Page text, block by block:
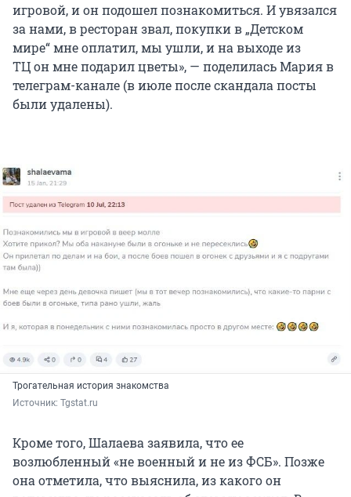
игровой, и он подошел познакомиться. И увязался
за нами, в ресторан звал, покупки в „Детском
мире“мне оплатил, мы ушли, и на выходе из
ТЦ он мне подарил цветы», — поделилась Мария в
телеграм-канале (в июле после скандала посты
были удалены).
Трогательная история знакомства
Источник: Tgstat.ru
Кроме того, Шалаева заявила, что ее
возлюбленный «не военный и не из ФСБ». Позже
она отметила, что выяснила, из какого он